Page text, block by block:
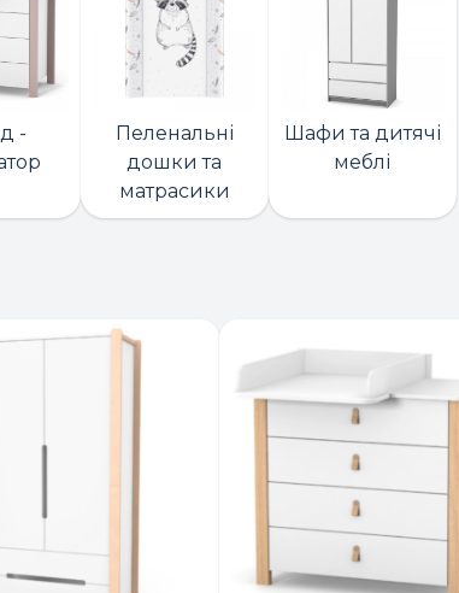
-
Пеленальні
дошки та
матрасики
Шафи та дитячі
меблі